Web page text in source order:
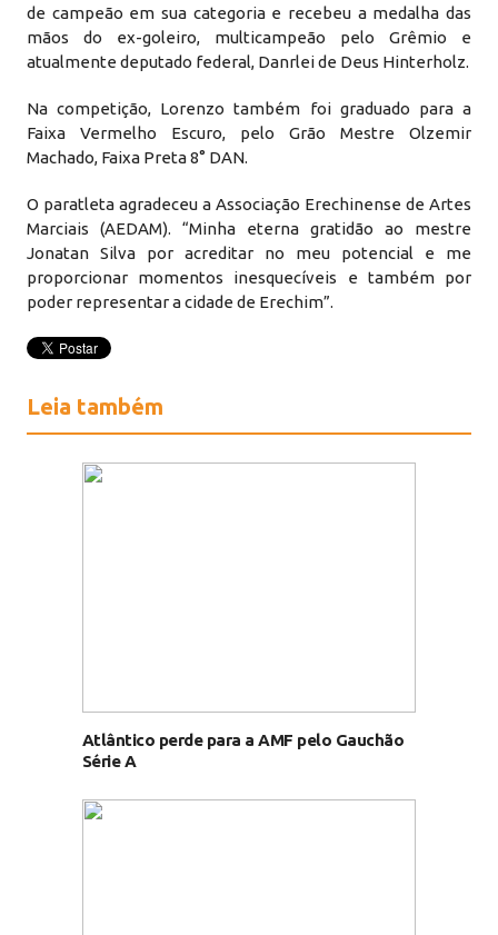
de campeão em sua categoria e recebeu a medalha das
mãos do ex-goleiro, multicampeão pelo Grêmio e
atualmente deputado federal, Danrlei de Deus Hinterholz.
Na competição, Lorenzo também foi graduado para a
Faixa Vermelho Escuro, pelo Grão Mestre Olzemir
Machado, Faixa Preta 8° DAN.
O paratleta agradeceu a Associação Erechinense de Artes
Marciais (AEDAM). “Minha eterna gratidão ao mestre
Jonatan Silva por acreditar no meu potencial e me
proporcionar momentos inesquecíveis e também por
poder representar a cidade de Erechim”.
Leia também
Atlântico perde para a AMF pelo Gauchão
Série A